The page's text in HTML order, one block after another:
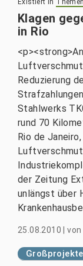
Existiert in Themen
Klagen
in Rio
Reduzierung
Stahlwerks
rund 70
Rio de
der Zeitung
unlängst über
25.08.2010 |von
Großprojekte